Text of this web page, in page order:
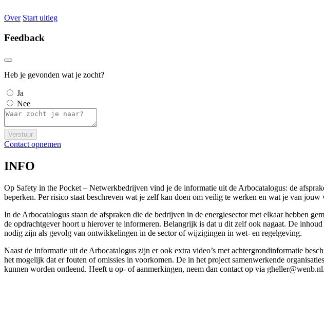
Over Start uitleg
Feedback
Heb je gevonden wat je zocht?
Ja
Nee
Verstuur
Contact opnemen
INFO
Op Safety in the Pocket – Netwerkbedrijven vind je de informatie uit de Arbocatalogus: de
beperken. Per risico staat beschreven wat je zelf kan doen om veilig te werken en wat je van
In de Arbocatalogus staan de afspraken die de bedrijven in de energiesector met elkaar hebben
de opdrachtgever hoort u hierover te informeren. Belangrijk is dat u dit zelf ook nagaat. De
nodig zijn als gevolg van ontwikkelingen in de sector of wijzigingen in wet- en regelgeving.
Naast de informatie uit de Arbocatalogus zijn er ook extra video’s met achtergrondinformatie
het mogelijk dat er fouten of omissies in voorkomen. De in het project samenwerkende
kunnen worden ontleend. Heeft u op- of aanmerkingen, neem dan contact op via gheller@wenb.nl.